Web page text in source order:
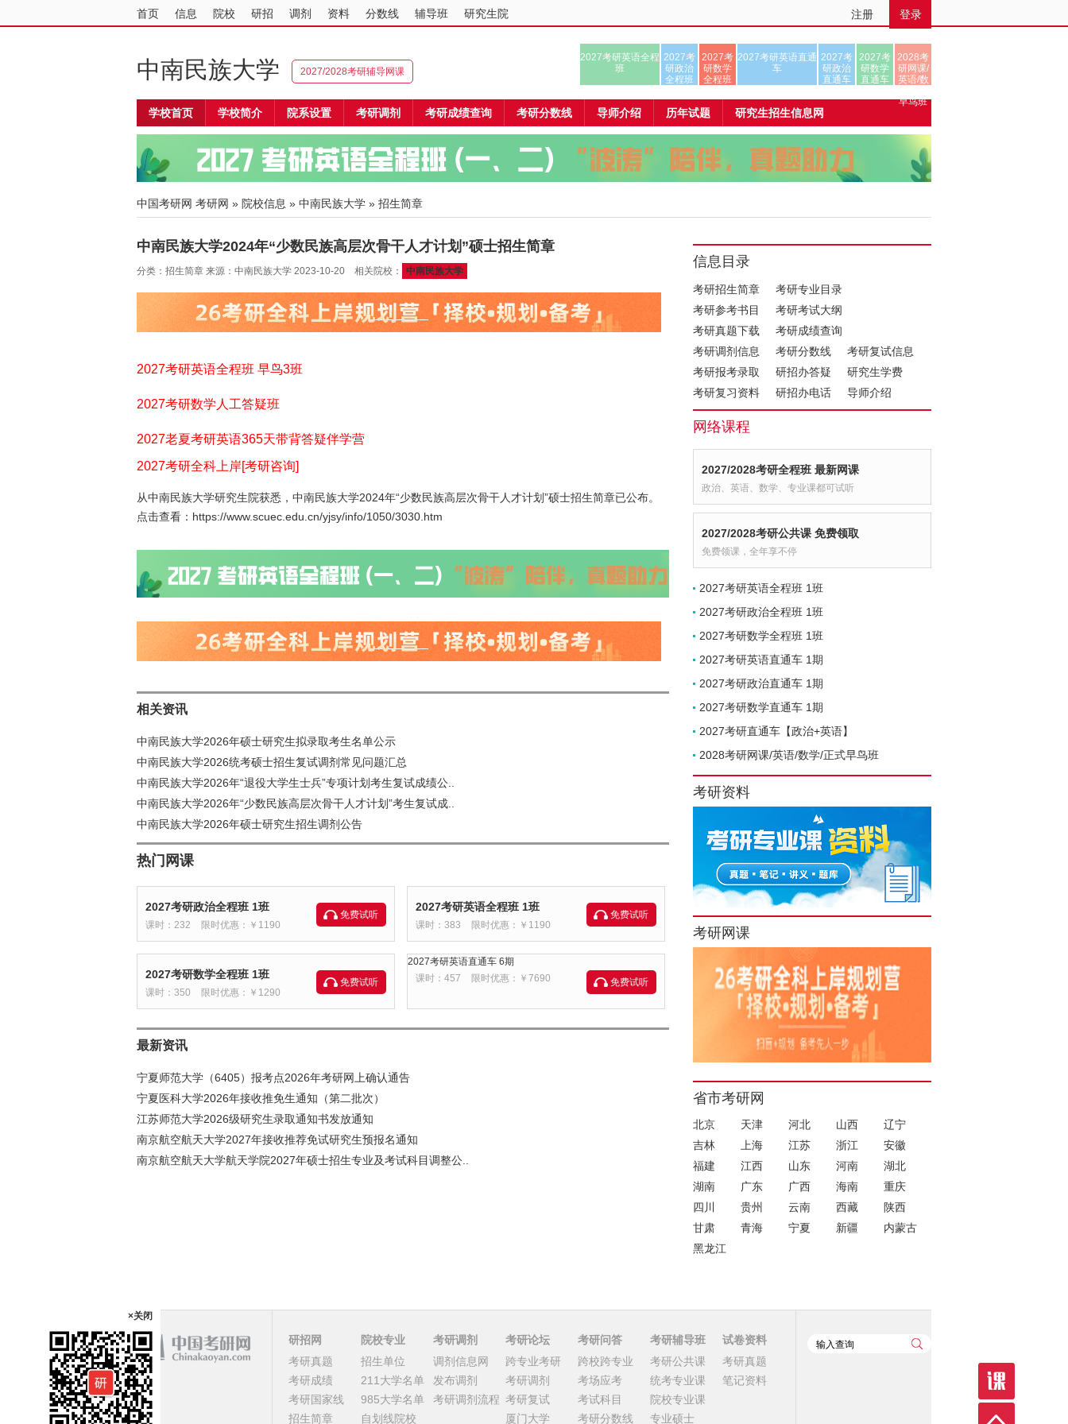
首页 信息 院校 研招 调剂 资料 分数线 辅导班 研究生院 注册 登录
中南民族大学 2027/2028考研辅导网课
2027考研英语全程
班
2027考
研政治
全程班
2027考
研数学
全程班
2027考研英语直通
车
2027考
研政治
直通车
2027考
研数学
直通车
2028考
研网课/
英语/数
早鸟班
学校首页 学校简介 院系设置 考研调剂 考研成绩查询 考研分数线 导师介绍 历年试题 研究生招生信息网
中国考研网 考研网 » 院校信息 » 中南民族大学 » 招生简章
中南民族大学2024年“少数民族高层次骨干人才计划”硕士招生简章
分类：招生简章 来源：中南民族大学 2023-10-20 相关院校： 中南民族大学
2027考研英语全程班 早鸟3班
2027考研数学人工答疑班
2027老夏考研英语365天带背答疑伴学营
2027考研全科上岸[考研咨询]
从中南民族大学研究生院获悉，中南民族大学2024年“少数民族高层次骨干人才计划”硕士招生简章已公布。
点击查看：https://www.scuec.edu.cn/yjsy/info/1050/3030.htm
相关资讯
中南民族大学2026年硕士研究生拟录取考生名单公示
中南民族大学2026统考硕士招生复试调剂常见问题汇总
中南民族大学2026年“退役大学生士兵”专项计划考生复试成绩公..
中南民族大学2026年“少数民族高层次骨干人才计划”考生复试成..
中南民族大学2026年硕士研究生招生调剂公告
热门网课
2027考研政治全程班 1班
课时：232 限时优惠：￥1190
免费试听
2027考研英语全程班 1班
课时：383 限时优惠：￥1190
免费试听
2027考研数学全程班 1班
课时：350 限时优惠：￥1290
免费试听
2027考研英语直通车 6期
课时：457
限时优惠：￥7690 免费试听
最新资讯
宁夏师范大学（6405）报考点2026年考研网上确认通告
宁夏医科大学2026年接收推免生通知（第二批次）
江苏师范大学2026级研究生录取通知书发放通知
南京航空航天大学2027年接收推荐免试研究生预报名通知
南京航空航天大学航天学院2027年硕士招生专业及考试科目调整公..
信息目录
考研招生简章
考研专业目录
考研参考书目
考研考试大纲
考研真题下载
考研成绩查询
考研调剂信息
考研分数线
考研复试信息
考研报考录取
研招办答疑
研究生学费
考研复习资料
研招办电话 导师介绍
网络课程
2027/2028考研全程班 最新网课
政治、英语、数学、专业课都可试听
2027/2028考研公共课 免费领取
免费领课，全年享不停
2027考研英语全程班 1班
2027考研政治全程班 1班
2027考研数学全程班 1班
2027考研英语直通车 1期
2027考研政治直通车 1期
2027考研数学直通车 1期
2027考研直通车【政治+英语】
2028考研网课/英语/数学/正式早鸟班
考研资料
考研网课
省市考研网
北京 天津 河北 山西
辽宁
吉林
上海 江苏 浙江
安徽
福建
江西 山东 河南
湖北
湖南
广东 广西 海南
重庆
四川
贵州 云南 西藏
陕西
甘肃
青海 宁夏 新疆
内蒙古
黑龙江
研招网
考研真题
考研成绩
考研国家线
招生简章
院校专业
招生单位
211大学名单
985大学名单
自划线院校
考研调剂
调剂信息网
发布调剂
考研调剂流程
考研论坛
跨专业考研
考研调剂
考研复试
厦门大学
考研问答
跨校跨专业
考场应考
考试科目
考研分数线
考研辅导班
考研公共课
统考专业课
院校专业课
专业硕士
试卷资料
考研真题
笔记资料
×关闭
课程
顶部